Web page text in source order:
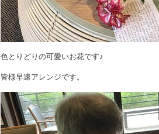
色とりどりの可愛いお花です♪
皆様早速アレンジです。